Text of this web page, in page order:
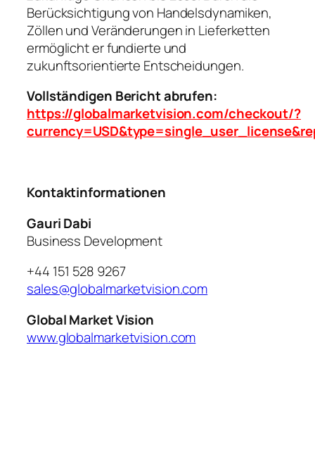
Berücksichtigung von Handelsdynamiken,
Zöllen und Veränderungen in Lieferketten
ermöglicht er fundierte und
zukunftsorientierte Entscheidungen.
Vollständigen Bericht abrufen:
https://globalmarketvision.com/checkout/?
Kontaktinformationen
Gauri Dabi
Business Development
+44 151 528 9267
sales@globalmarketvision.com
Global Market Vision
www.globalmarketvision.com